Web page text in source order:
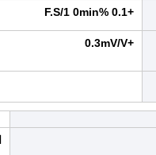
+0.1 %F.S/1 0min
+0.3mV/V